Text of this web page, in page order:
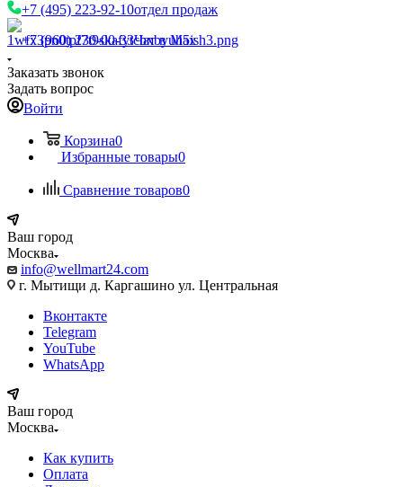
+7 (495) 223-92-10отдел продаж
+7 (960) 230-00-33Чат в Max
Заказать звонок
Задать вопрос
Войти
Корзина0
Избранные товары0
Сравнение товаров0
Ваш город
Москва
info@wellmart24.com
г. Мытищи д. Каргашино ул. Центральная
Вконтакте
Telegram
YouTube
WhatsApp
Ваш город
Москва
Как купить
Оплата